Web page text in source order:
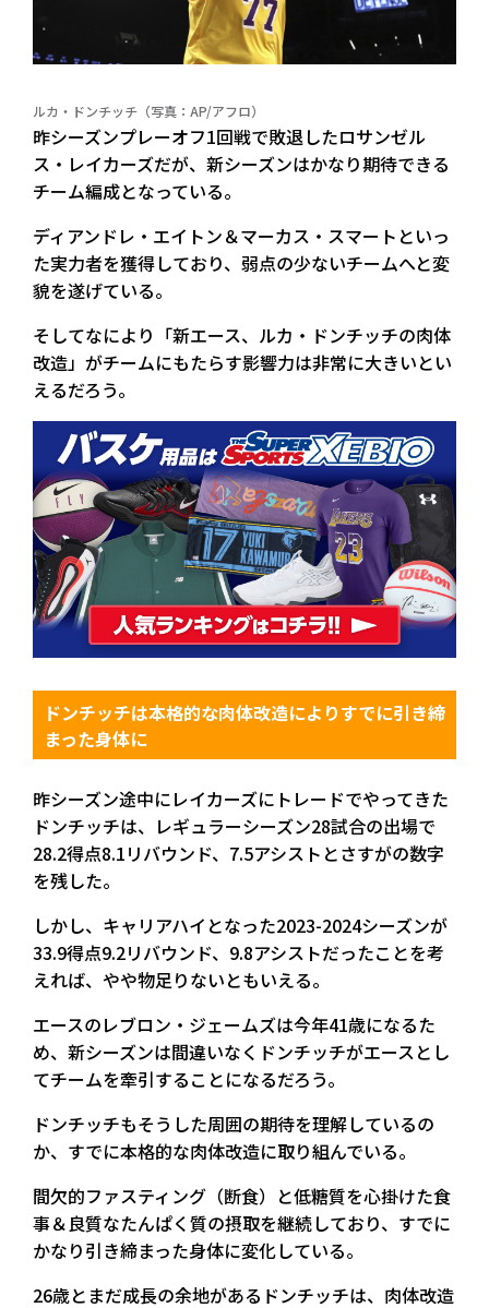
ルカ・ドンチッチ（写真：AP/アフロ）
昨シーズンプレーオフ1回戦で敗退したロサンゼル
ス・レイカーズだが、新シーズンはかなり期待できる
チーム編成となっている。
ディアンドレ・エイトン＆マーカス・スマートといっ
た実力者を獲得しており、弱点の少ないチームへと変
貌を遂げている。
そしてなにより「新エース、ルカ・ドンチッチの肉体
改造」がチームにもたらす影響力は非常に大きいとい
えるだろう。
ドンチッチは本格的な肉体改造によりすでに引き締
まった身体に
昨シーズン途中にレイカーズにトレードでやってきた
ドンチッチは、レギュラーシーズン28試合の出場で
28.2得点8.1リバウンド、7.5アシストとさすがの数字
を残した。
しかし、キャリアハイとなった2023-2024シーズンが
33.9得点9.2リバウンド、9.8アシストだったことを考
えれば、やや物足りないともいえる。
エースのレブロン・ジェームズは今年41歳になるた
め、新シーズンは間違いなくドンチッチがエースとし
てチームを牽引することになるだろう。
ドンチッチもそうした周囲の期待を理解しているの
か、すでに本格的な肉体改造に取り組んでいる。
間欠的ファスティング（断食）と低糖質を心掛けた食
事＆良質なたんぱく質の摂取を継続しており、すでに
かなり引き締まった身体に変化している。
26歳とまだ成長の余地があるドンチッチは、肉体改造